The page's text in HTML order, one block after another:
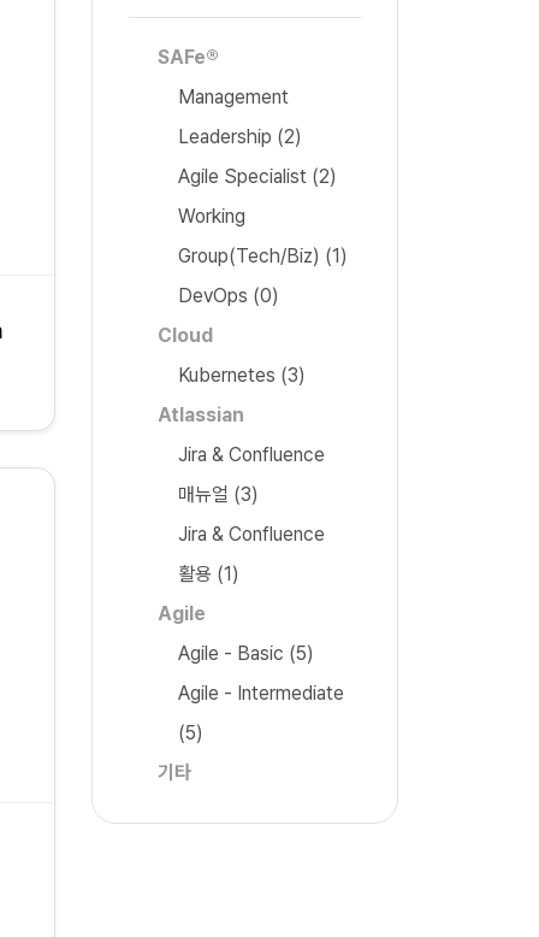
SAFe®
Management
Leadership (2)
Agile Specialist (2)
Working
Group(Tech/Biz) (1)
DevOps (0)
Cloud
Kubernetes (3)
Atlassian
Jira & Confluence
매뉴얼 (3)
Jira & Confluence
활용 (1)
Agile
Agile - Basic (5)
Agile - Intermediate
(5)
기타